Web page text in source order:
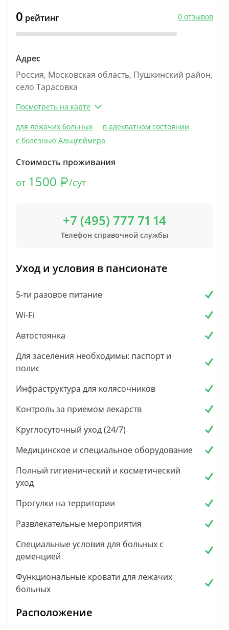
0 рейтинг 0 отзывов
Адрес
Россия, Московская область, Пушкинский район,
село Тарасовка
Посмотреть на карте
для лежачих больных
в адекватном состоянии
с болезнью Альцгеймера
Стоимость проживания
от 1500 /сут
+7 (495) 777 71 14
Телефон справочной службы
Уход и условия в пансионате
5-ти разовое питание
Wi-Fi
Автостоянка
Для заселения необходимы: паспорт и
полис
Инфраструктура для колясочников
Контроль за приемом лекарств
Круглосуточный уход (24/7)
Медицинское и специальное оборудование
Полный гигиенический и косметический
уход
Прогулки на территории
Развлекательные мероприятия
Специальные условия для больных с
деменцией
Функциональные кровати для лежачих
больных
Расположение